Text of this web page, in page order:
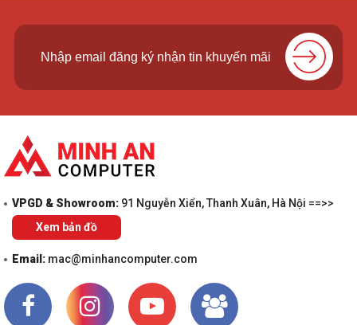
VPGD & Showroom: 91 Nguyễn Xiển, Thanh Xuân, Hà Nội ==>>
Xem bản đồ
Email: mac@minhancomputer.com